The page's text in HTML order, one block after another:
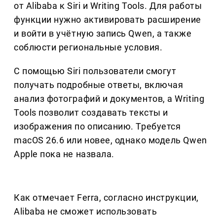
от Alibaba к Siri и Writing Tools. Для работы
функции нужно активировать расширение
и войти в учётную запись Qwen, а также
соблюсти региональные условия.
С помощью Siri пользователи смогут
получать подробные ответы, включая
анализ фотографий и документов, а Writing
Tools позволит создавать тексты и
изображения по описанию. Требуется
macOS 26.6 или новее, однако модель Qwen
Apple пока не назвала.
Как отмечает Ferra, согласно инструкции,
Alibaba не сможет использовать